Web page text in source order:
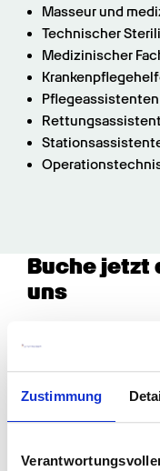
Zustimmung
Masseur und
Technischer
Medizinischer
Pflegeassistenten
Buche jetzt
uns